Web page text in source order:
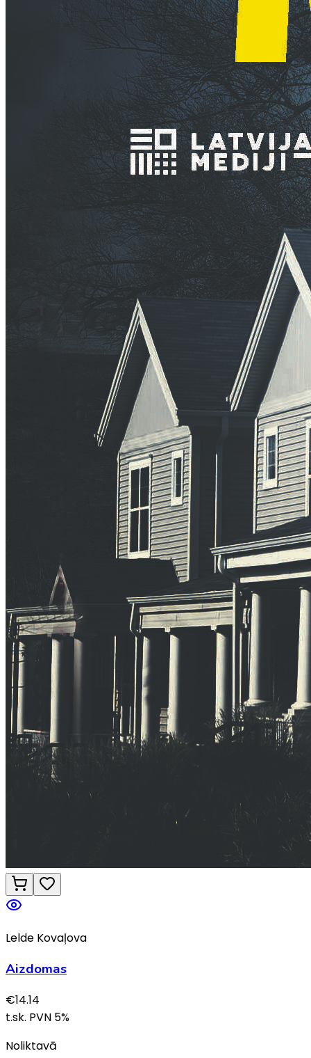
Lelde Kovaļova
Aizdomas
€14.14
t.sk. PVN 5%
Noliktavā